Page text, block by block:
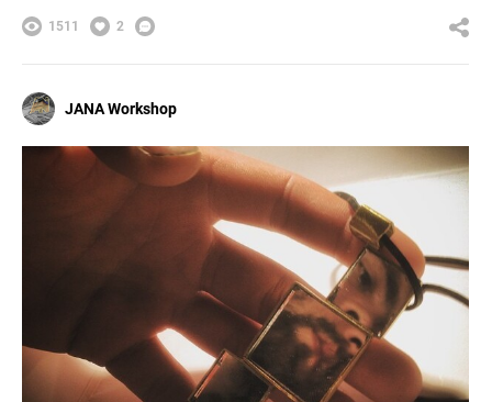
1511 2
JANA Workshop